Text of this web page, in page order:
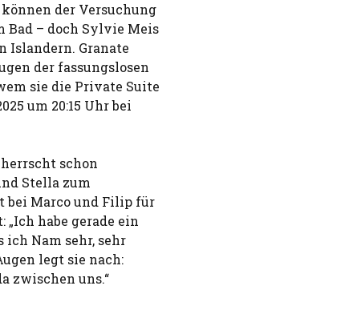
der Versuchung
– doch Sylvie Meis
Islandern. Granate
der fassungslosen
sie die Private Suite
um 20:15 Uhr bei
schon
Stella zum
bei Marco und Filip für
habe gerade ein
ich Nam sehr, sehr
legt sie nach:
zwischen uns.“